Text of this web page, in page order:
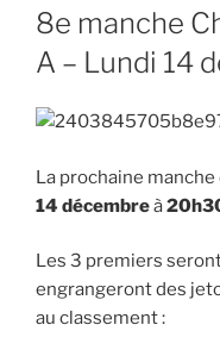
LE
8e manche
A – Lundi 14
La prochaine
14 décembreà
Les 3 premiers
engrangeront des
au classement :